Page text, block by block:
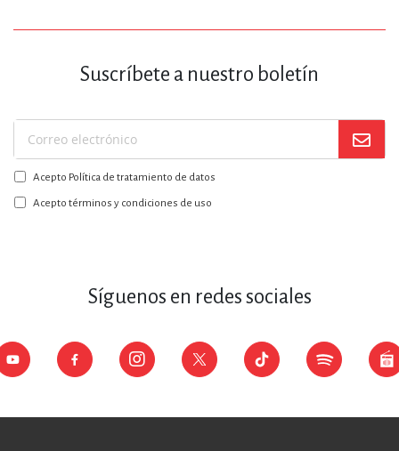
Suscríbete a nuestro boletín
Suscríbase
a
nuestro
boletín:
Acepto Política de tratamiento de datos
Acepto términos y condiciones de uso
Síguenos en redes sociales